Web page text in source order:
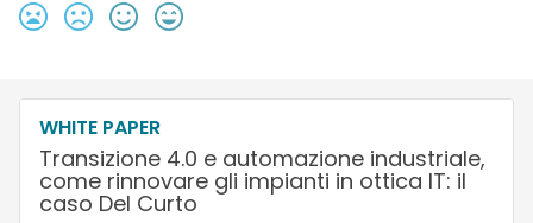
WHITE PAPER
Transizione 4.0 e automazione industriale,
come rinnovare gli impianti in ottica IT: il
caso Del Curto